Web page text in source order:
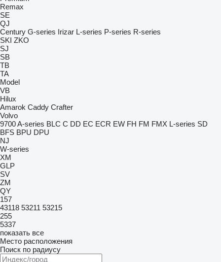
Remax
SE
QJ
Century G-series Irizar L-series P-series R-series
SKI ZKO
SJ
SB
TB
TA
Model
VB
Hilux
Amarok Caddy Crafter
Volvo
9700A-series BLC C DD EC ECR EW FH FM FMX L-series SD
BFS BPU DPU
NJ
W-series
XM
GLP
SV
ZM
QY
157
43118 53211 53215
255
5337
показать все
Место расположения
Поиск по радиусу